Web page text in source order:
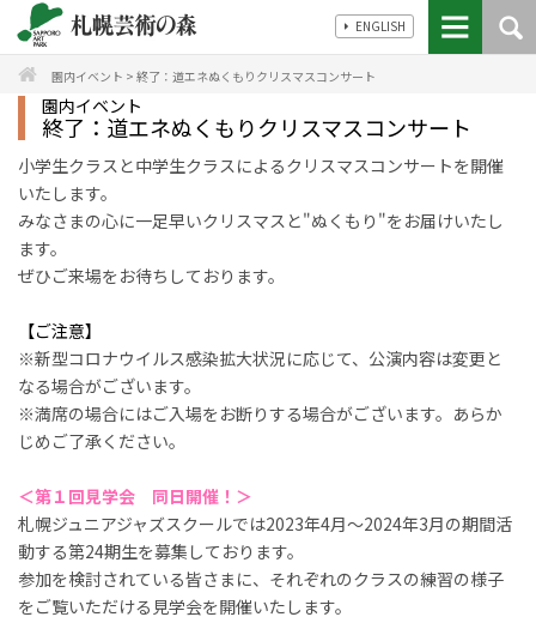
ENGLISH
園内イベント > 終了：道エネぬくもりクリスマスコンサート
園内イベント
終了：道エネぬくもりクリスマスコンサート
小学生クラスと中学生クラスによるクリスマスコンサートを開催
いたします。
みなさまの心に一足早いクリスマスと"ぬくもり"をお届けいたし
ます。
ぜひご来場をお待ちしております。
【ご注意】
※新型コロナウイルス感染拡大状況に応じて、公演内容は変更と
なる場合がございます。
※満席の場合にはご入場をお断りする場合がございます。あらか
じめご了承ください。
＜第１回見学会 同日開催！＞
札幌ジュニアジャズスクールでは2023年4月～2024年3月の期間活
動する第24期生を募集しております。
参加を検討されている皆さまに、それぞれのクラスの練習の様子
をご覧いただける見学会を開催いたします。